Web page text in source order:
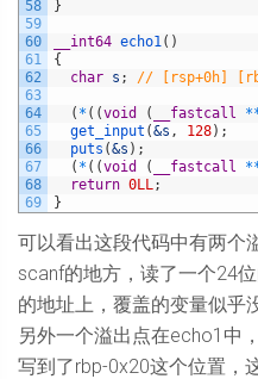
58
59
60
61
62
63
64
65
66
67
68
69
}
__int64 echo1( )
{
char s ; // [rsp+0h]
( * ( (void ( __fastcall *
get_input (&s , 128) ;
puts (&s ) ;
( * ( (void ( __fastcall *
return 0LL;
}
可以看出这段代码中有两个
scanf的地方，读了一个24
的地址上，覆盖的变量似乎
另外一个溢出点在echo1中
写到了rbp-0x20这个位置，